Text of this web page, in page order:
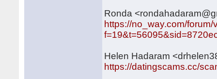
Ronda
https://no_way.com/
Helen Hadaram
https://datingscams.cc/